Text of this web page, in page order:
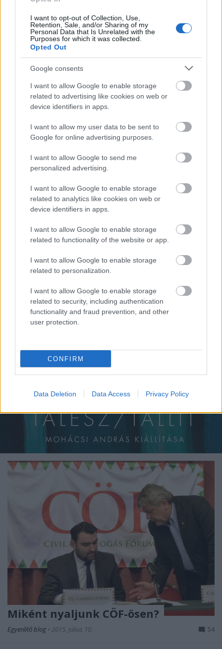
I want to opt-out of Collection, Use,
Retention, Sale, and/or Sharing of my
Personal Data that Is Unrelated with the
Purposes for which it was collected.
Opted Out
Google consents
I want to allow Google to enable storage
related to advertising like cookies on web or
device identifiers in apps.
I want to allow my user data to be sent to
Google for online advertising purposes.
I want to allow Google to send me
personalized advertising.
I want to allow Google to enable storage
related to analytics like cookies on web or
device identifiers in apps.
I want to allow Google to enable storage
related to functionality of the website or app.
I want to allow Google to enable storage
related to personalization.
I want to allow Google to enable storage
related to security, including authentication
functionality and fraud prevention, and other
user protection.
CONFIRM
Data Deletion Data Access Privacy Policy
mindenkit: Vona Gábor a Sátánnal
üzekedik
Mr Flynn Rider• 2016. december 07.
A CÖF összehozta Gyurcsányt Vona Gáborral. De
vajon az elvakult Fidesz-fanatikusok ezt is beveszik
majd?
Csizmadia cégétől vesznek Áderék
függönyöket és terítőket
pelikanjozsef•2015. augusztus 25.
A CÖF vezéralakja megszólalásaiban ekézi a
magánosította a textilkereskedelemmel foglalkozó
Bétex-et, melynek azóta is tulajdonosa és
igazgatósági elnöke. S nem mellesleg a Köztársasági
Miként nyaljunk CÖF-ösen?
Egyenlítő blog • 2015. július 10. 54